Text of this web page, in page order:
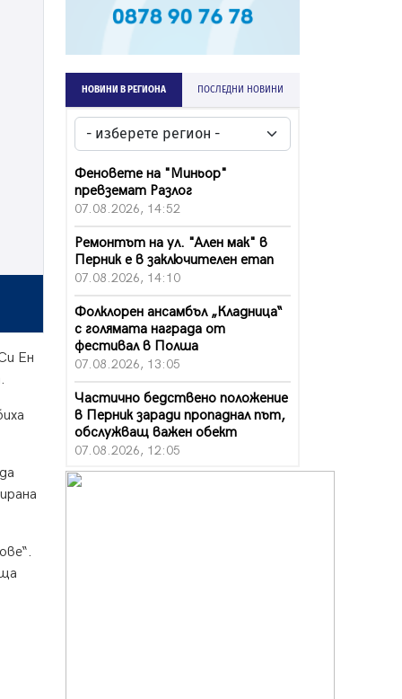
Ен
НОВИНИ В РЕГИОНА ПОСЛЕДНИ НОВИНИ
Феновете на "Миньор"
превземат Разлог
07.08.2026, 14:52
Ремонтът на ул. "Ален мак" в
Перник е в заключителен етап
07.08.2026, 14:10
Фолклорен ансамбъл „Кладница“
с голямата награда от
фестивал в Полша
07.08.2026, 13:05
Частично бедствено положение
в Перник заради пропаднал път,
обслужващ важен обект
07.08.2026, 12:05
Да отговорим на жегите с филм